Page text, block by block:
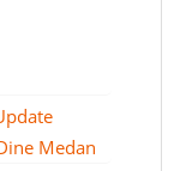
Medan